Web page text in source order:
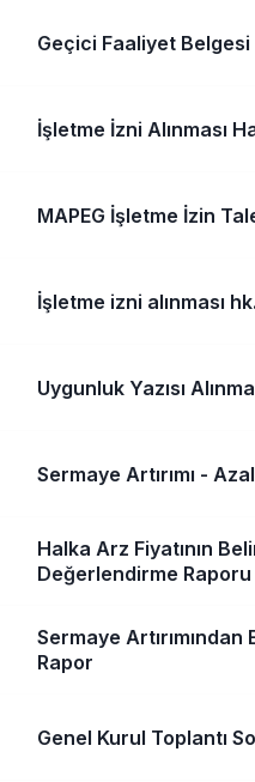
Geçici Faaliyet
İşletme İzni Alınması
MAPEG İşletme İzin
İşletme izni alınması hk.
Uygunluk Yazısı
Sermaye Artırımı -
Halka Arz Fiyatının
Değerlendirme Raporu
Sermaye Artırımından
Rapor
Genel Kurul Toplantı